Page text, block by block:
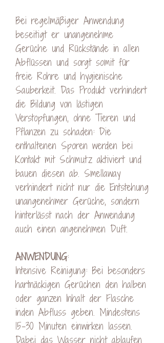
Bei regelmäßiger Anwendung
beseitigt er unangenehme
Gerüche und Rückstände in allen
Abflüssen und sorgt somit für
freie Rohre und hygienische
Sauberkeit. Das Produkt verhindert
die Bildung von lästigen
Verstopfungen, ohne Tieren und
Pflanzen zu schaden: Die
enthaltenen Sporen werden bei
Kontakt mit Schmutz aktiviert und
bauen diesen ab. Smellaway
verhindert nicht nur die Entstehung
unangenehmer Gerüche, sondern
hinterlässt nach der Anwendung
auch einen angenehmen Duft.
ANWENDUNG:
Intensive Reinigung: Bei besonders
hartnäckigen Gerüchen den halben
oder ganzen Inhalt der Flasche
inden Abfluss geben. Mindestens
15-30 Minuten einwirken lassen.
Dabei das Wasser nicht ablaufen